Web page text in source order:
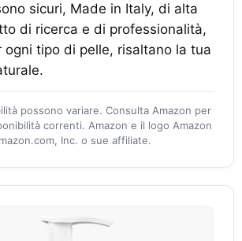
sicuri, Made in Italy, di alta
di ricerca e di professionalità,
ogni tipo di pelle, risaltano la tua
possono variare. Consulta Amazon per
correnti. Amazon e il logo Amazon
Inc. o sue affiliate.